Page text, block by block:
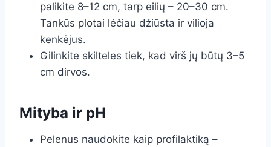
palikite 8–12 cm, tarp eilių – 20–30 cm.
Tankūs plotai lėčiau džiūsta ir vilioja
kenkėjus.
Gilinkite skilteles tiek, kad virš jų būtų 3–5
cm dirvos.
Mityba ir pH
Pelenus naudokite kaip profilaktiką –